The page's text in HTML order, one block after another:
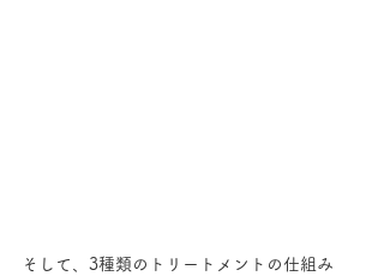
そして、3種類のトリートメントの仕組み